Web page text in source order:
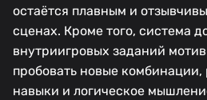
остаётся плавным и
сценах. Кроме того, система
внутриигровых заданий
пробовать новые
навыки и логическое